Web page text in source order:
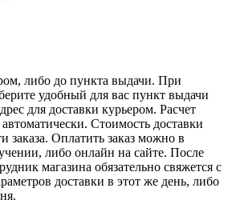
либо до пункта выдачи. При
удобный для вас пункт выдачи
для доставки курьером. Расчет
Стоимость доставки
заказа. Оплатить заказ можно в
либо онлайн на сайте. После
магазина обязательно свяжется с
доставки в этот же день, либо